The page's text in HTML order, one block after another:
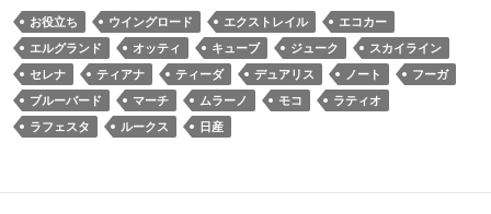
お役立ち ウイングロード エクストレイル
エコカー
エルグランド
オッティ キューブ ジューク
スカイライン
セレナ
ティアナ ティーダ デュアリス ノート
フーガ
ブルーバード
マーチ ムラーノ モコ
ラティオ
ラフェスタ
ルークス 日産